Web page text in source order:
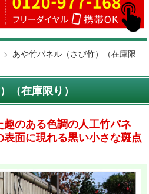
> あや竹パネル（さび竹）（在庫限
（在庫限り）
のある色調の人工竹パネ
面に現れる黒い小さな斑点